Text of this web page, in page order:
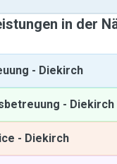
in der
- Diekirch
- Diekirch
- Diekirch